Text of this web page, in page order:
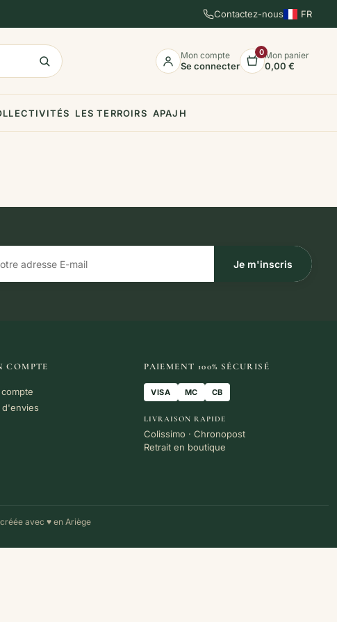
Contactez-nous
FR
EN
Mon compte
Se connecter
0Mon panier
0,00 €
LES TERROIRS APAJH
Je m'inscris
COMPTE
d'envies
PAIEMENT 100% SÉCURISÉ
VISA MC CB
LIVRAISON RAPIDE
Colissimo · Chronopost
Retrait en boutique
avec ♥ en Ariège